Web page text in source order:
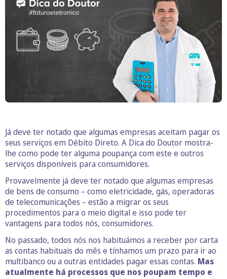
Já deve ter notado que algumas empresas aceitam pagar os
seus serviços em Débito Direto. A Dica do Doutor mostra-
lhe como pode ter alguma poupança com este e outros
serviços disponíveis para consumidores.
Provavelmente já deve ter notado que algumas empresas
de bens de consumo – como eletricidade, gás, operadoras
de telecomunicações – estão a migrar os seus
procedimentos para o meio digital e isso pode ter
vantagens para todos nós, consumidores.
No passado, todos nós nos habituámos a receber por carta
as contas habituais do mês e tínhamos um prazo para ir ao
multibanco ou a outras entidades pagar essas contas. Mas
atualmente há processos que nos poupam tempo e